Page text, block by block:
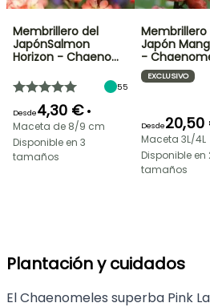
Membrillero del
JapónSalmon
Horizon - Chaeno…
55
Desde4,30 € •
Maceta de 8/9 cm
Disponible en 3
tamaños
Membrillero
Japón
-
EXCLUSIVO
Desde
Maceta 3L/4L
Disponible en
tamaños
Plantación y cuidados
El Chaenomeles superba Pink